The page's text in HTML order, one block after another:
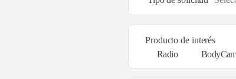
Producto de interés
Radio